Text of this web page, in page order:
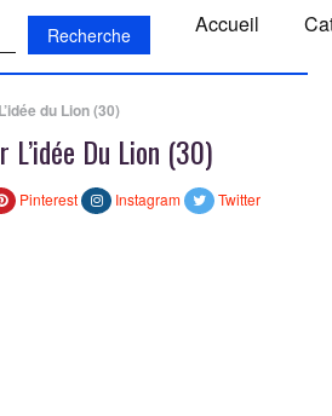
Accueil
L’idée du Lion (30)
L’idée Du Lion (30)
Pinterest Instagram Twitter